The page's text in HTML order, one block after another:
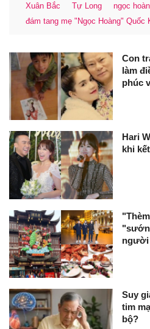
Xuân Bắc
Tự Long
ngọc
đám tang mẹ "Ngọc Hoàng" Quốc
Con
làm
phúc
Hari
khi
người
Suy
tim
bộ?